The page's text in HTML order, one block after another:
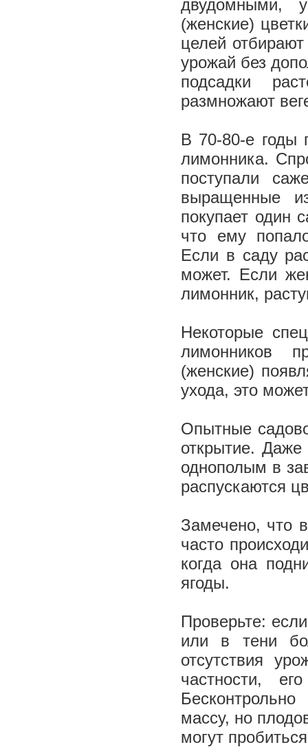
двудомными,
(женские)
целей
урожай без
подсадки
размножают
В 70-80-е годы
лимонника.
поступали
выращенные
покупает один
что ему
Если в саду
может. Если
лимонник,
Некоторые
лимонников
(женские)
ухода, это
Опытные
открытие.
однополым в
распускаются
Замечено, что
часто
когда она
ягоды.
Проверьте:
или в тени
отсутствия
частности,
массу, но
могут